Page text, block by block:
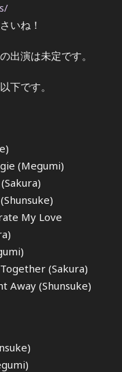
いね！
出演は未定です。
下です。
(Megumi)
My Love
(Sakura)
Away (Shunsuke)